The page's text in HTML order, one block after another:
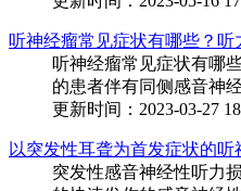
听神经瘤常见症状有哪些？
听神经瘤常见症状有哪
的患者伴有同侧感音神
更新时间：2023-03-27
以突发性耳聋为首发症状的听
突发性感音神经性听力